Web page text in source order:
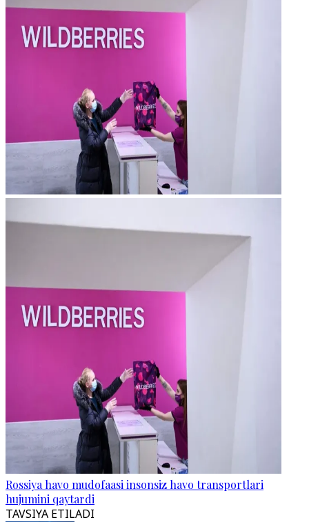
Rossiya havo mudofaasi insonsiz havo transportlari
hujumini qaytardi
TAVSIYA ETILADI